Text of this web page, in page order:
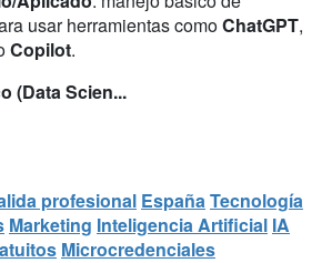
usar herramientas comoChatGPT,
Copilot.
(Data Scien...
profesional España Tecnología
Marketing Inteligencia Artificial IA
Microcredenciales